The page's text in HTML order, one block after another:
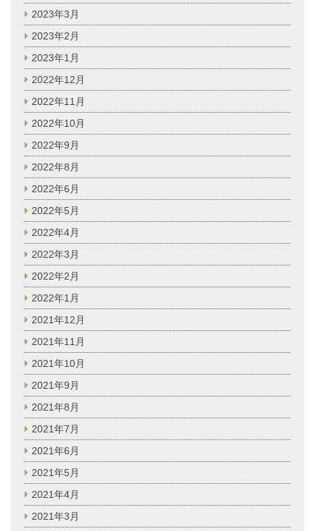
2023年3月
2023年2月
2023年1月
2022年12月
2022年11月
2022年10月
2022年9月
2022年8月
2022年6月
2022年5月
2022年4月
2022年3月
2022年2月
2022年1月
2021年12月
2021年11月
2021年10月
2021年9月
2021年8月
2021年7月
2021年6月
2021年5月
2021年4月
2021年3月